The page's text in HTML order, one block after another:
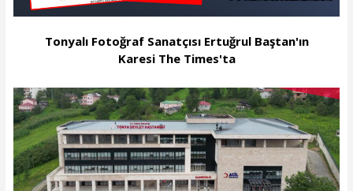
Tonyalı Fotoğraf Sanatçısı Ertuğrul Baştan'ın
Karesi The Times'ta